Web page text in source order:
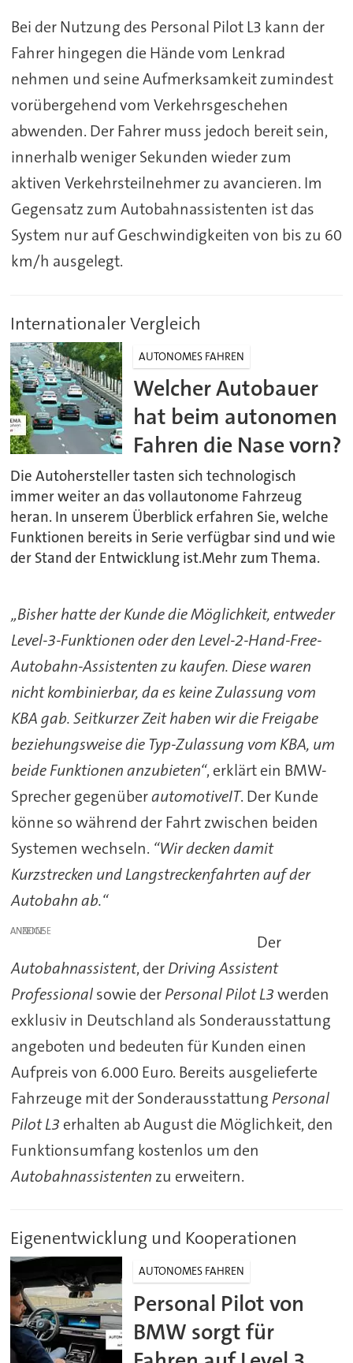
Bei der Nutzung des Personal Pilot L3 kann der
Fahrer hingegen die Hände vom Lenkrad
nehmen und seine Aufmerksamkeit zumindest
vorübergehend vom Verkehrsgeschehen
abwenden. Der Fahrer muss jedoch bereit sein,
innerhalb weniger Sekunden wieder zum
aktiven Verkehrsteilnehmer zu avancieren. Im
Gegensatz zum Autobahnassistenten ist das
System nur auf Geschwindigkeiten von bis zu 60
km/h ausgelegt.
Internationaler Vergleich
AUTONOMES FAHREN
Welcher Autobauer
hat beim autonomen
Fahren die Nase vorn?
Die Autohersteller tasten sich technologisch
immer weiter an das vollautonome Fahrzeug
heran. In unserem Überblick erfahren Sie, welche
Funktionen bereits in Serie verfügbar sind und wie
der Stand der Entwicklung ist.Mehr zum Thema.
„Bisher hatte der Kunde die Möglichkeit, entweder
Level-3-Funktionen oder den Level-2-Hand-Free-
Autobahn-Assistenten zu kaufen. Diese waren
nicht kombinierbar, da es keine Zulassung vom
KBA gab. Seitkurzer Zeit haben wir die Freigabe
beziehungsweise die Typ-Zulassung vom KBA, um
beide Funktionen anzubieten“, erklärt ein BMW-
Sprecher gegenüberautomotiveIT. Der Kunde
könne so während der Fahrt zwischen beiden
Systemen wechseln. “Wir decken damit
Kurzstrecken und Langstreckenfahrten auf der
Autobahn ab.“
ANZEIGE
Der
Autobahnassistent, derDriving Assistent
Professionalsowie derPersonal Pilot L3werden
exklusiv in Deutschland als Sonderausstattung
angeboten und bedeuten für Kunden einen
Aufpreis von 6.000 Euro. Bereits ausgelieferte
Fahrzeuge mit der Sonderausstattung Personal
Pilot L3 erhalten ab August die Möglichkeit, den
Funktionsumfang kostenlos um den
Autobahnassistenten zu erweitern.
Eigenentwicklung und Kooperationen
AUTONOMES FAHREN
Personal Pilot von
BMW sorgt für